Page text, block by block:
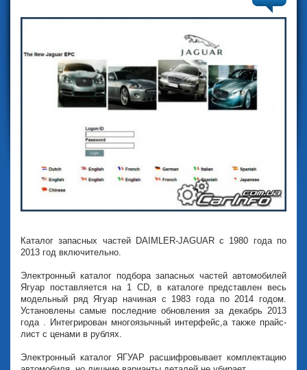
Каталог запасных частей DAIMLER-JAGUAR с 1980 года по
2013 год включительно.
Электронный каталог подбора запасных частей автомобилей
Ягуар поставляется на 1 CD, в каталоге представлен весь
модельный ряд Ягуар начиная с 1983 года по 2014 годом.
Установлены самые последние обновления за декабрь 2013
года . Интегрирован многоязычный интерфейс,а также прайс-
лист с ценами в рублях.
Электронный каталог ЯГУАР расшифровывает комплектацию